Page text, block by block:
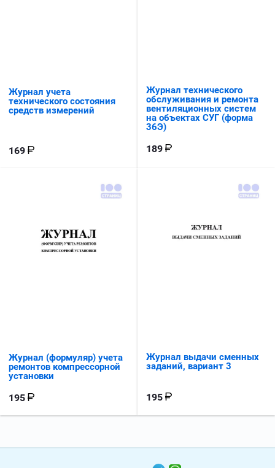
Журнал учета
технического состояния
средств измерений
169
Журнал технического
обслуживания и ремонта
вентиляционных систем
на объектах СУГ (форма
36Э)
189
Журнал (формуляр) учета
ремонтов компрессорной
установки
195
Журнал выдачи сменных
заданий, вариант 3
195